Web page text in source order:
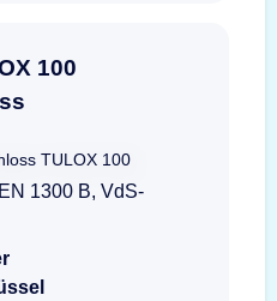
100
1300 B, VdS-